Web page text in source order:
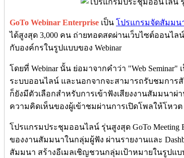
GoTo Webinar Enterprise เป็น โปรแกรมจัดสัมมน
ได้สูงสุด 3,000 คน ถ่ายทอดสดผ่านเว็บไซต์ออนไ
กับองค์กรในรูปแบบของ Webinar
โดยที่ Webinar นั้น ย่อมาจากคำว่า "Web
ระบบออนไลน์ และนอกจากจะสามารถรับชมกา
ก็ยังมีตัวเลือกสำหรับการเข้าฟังเสียงงานสัมมนาผ่
ความคิดเห็นของผู้เข้าชมผ่านการเปิดโพลให้โหว
โปรแกรมประชุมออนไลน์ รุ่นสูงสุด GoTo Meeting
ของงานสัมมนาในกลุ่มผู้ฟัง ผ่านรายงานและ
สัมมนา สร้างอีเมลเชิญชวนกลุ่มเป้าหมายในรูปแ